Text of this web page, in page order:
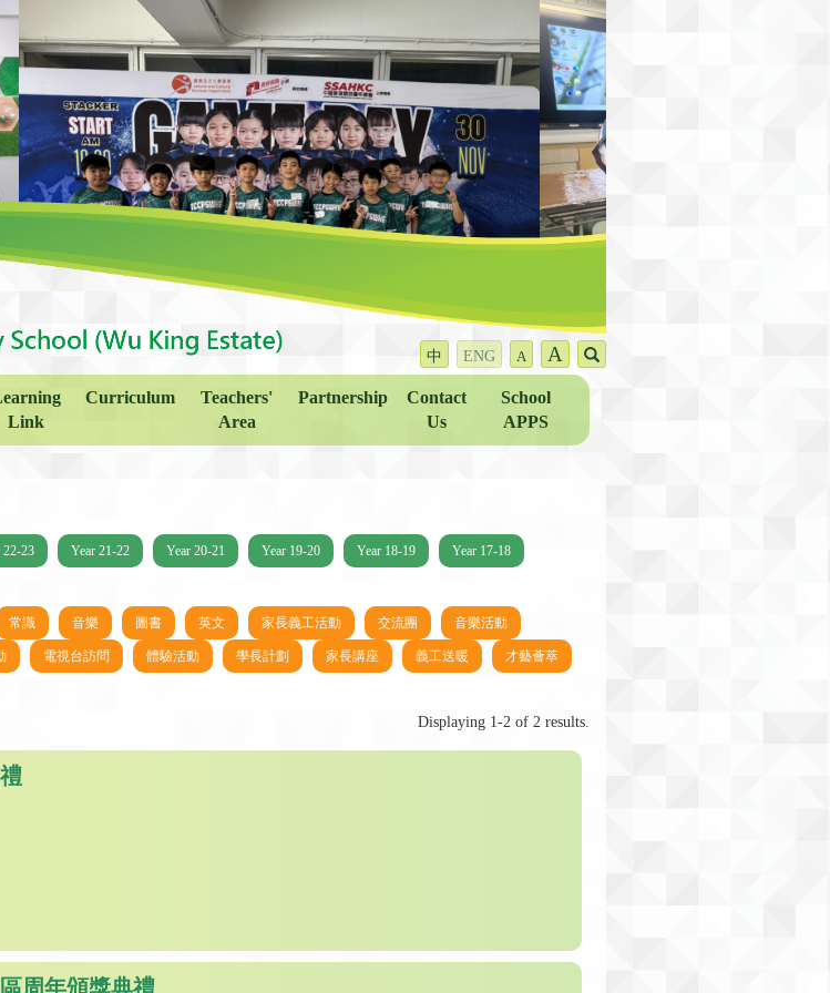
中 ENG A A
Link
Curriculum
Teachers'
Area
Partnership
Contact
Us
School
APPS
22-23 Year 21-22 Year 20-21 Year 19-20 Year 18-19 Year 17-18
常識 音樂 圖書 英文 家長義工活動 交流團 音樂活動
電視台訪問 體驗活動 學長計劃 家長講座 義工送暖 才藝薈萃
Displaying 1-2 of 2 results.
周年頒獎典禮